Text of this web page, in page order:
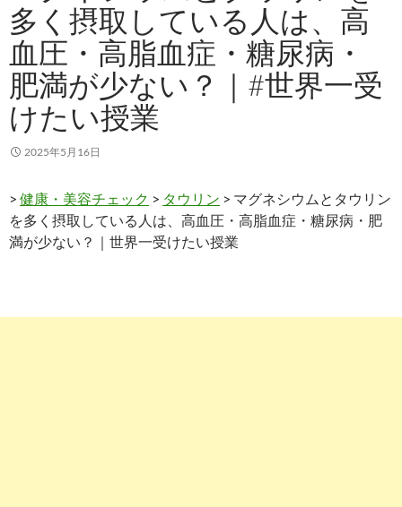
多く摂取している人は、高
血圧・高脂血症・糖尿病・
肥満が少ない？｜#世界一受
けたい授業
2025年5月16日
> 健康・美容チェック > タウリン > マグネシウムとタウリン
を多く摂取している人は、高血圧・高脂血症・糖尿病・肥
満が少ない？｜世界一受けたい授業